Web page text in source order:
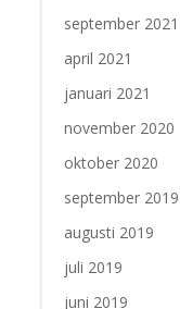
september 2021
april 2021
januari 2021
november 2020
oktober 2020
september 2019
augusti 2019
juli 2019
juni 2019